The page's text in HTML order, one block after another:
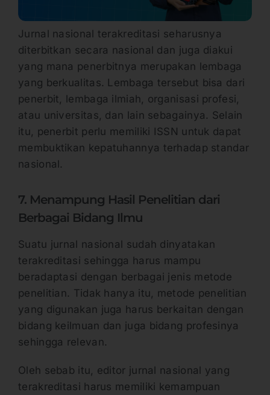
Jurnal nasional terakreditasi seharusnya
diterbitkan secara nasional dan juga diakui
yang mana penerbitnya merupakan lembaga
yang berkualitas. Lembaga tersebut bisa dari
penerbit, lembaga ilmiah, organisasi profesi,
atau universitas, dan lain sebagainya. Selain
itu, penerbit perlu memiliki ISSN untuk dapat
membuktikan kepatuhannya terhadap standar
nasional.
7. Menampung Hasil Penelitian dari
Berbagai Bidang Ilmu
Suatu jurnal nasional sudah dinyatakan
terakreditasi sehingga harus mampu
beradaptasi dengan berbagai jenis metode
penelitian. Tidak hanya itu, metode penelitian
yang digunakan juga harus berkaitan dengan
bidang keilmuan dan juga bidang profesinya
sehingga relevan.
Oleh sebab itu, editor jurnal nasional yang
terakreditasi harus memiliki kemampuan